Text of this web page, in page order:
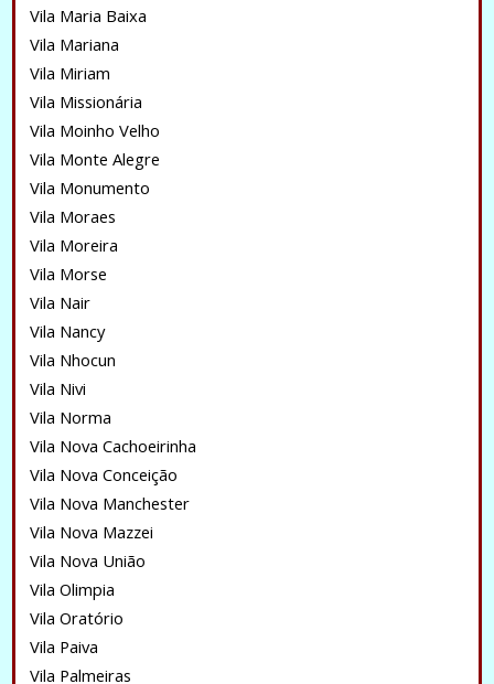
Vila Maria Baixa
Vila Mariana
Vila Miriam
Vila Missionária
Vila Moinho Velho
Vila Monte Alegre
Vila Monumento
Vila Moraes
Vila Moreira
Vila Morse
Vila Nair
Vila Nancy
Vila Nhocun
Vila Nivi
Vila Norma
Vila Nova Cachoeirinha
Vila Nova Conceição
Vila Nova Manchester
Vila Nova Mazzei
Vila Nova União
Vila Olimpia
Vila Oratório
Vila Paiva
Vila Palmeiras